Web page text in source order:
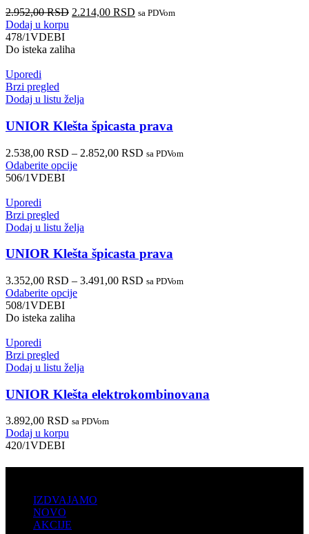
2.952,00RSD 2.214,00 RSD sa PDVom
Dodaj u korpu
478/1VDEBI
Do isteka zaliha
Uporedi
Brzi pregled
Dodaj u listu želja
UNIOR Klešta špicasta prava
2.538,00 RSD – 2.852,00 RSD sa PDVom
Odaberite opcije
506/1VDEBI
Uporedi
Brzi pregled
Dodaj u listu želja
UNIOR Klešta špicasta prava
3.352,00 RSD – 3.491,00 RSD sa PDVom
Odaberite opcije
508/1VDEBI
Do isteka zaliha
Uporedi
Brzi pregled
Dodaj u listu želja
UNIOR Klešta elektrokombinovana
3.892,00 RSD sa PDVom
Dodaj u korpu
420/1VDEBI
IZDVAJAMO
NOVO
AKCIJE